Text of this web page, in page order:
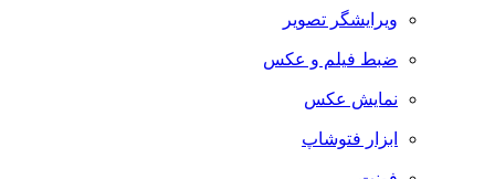
ویرایشگر تصویر
ضبط فيلم و عكس
نمایش عکس
ابزار فتوشاپ